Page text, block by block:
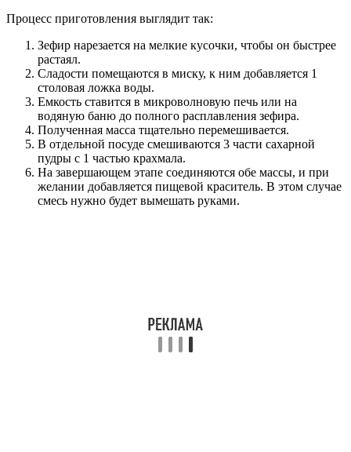
Процесс приготовления выглядит так:
Зефир нарезается на мелкие кусочки, чтобы он быстрее
растаял.
Сладости помещаются в миску, к ним добавляется 1
столовая ложка воды.
Емкость ставится в микроволновую печь или на
водяную баню до полного расплавления зефира.
Полученная масса тщательно перемешивается.
В отдельной посуде смешиваются 3 части сахарной
пудры с 1 частью крахмала.
На завершающем этапе соединяются обе массы, и при
желании добавляется пищевой краситель. В этом случае
смесь нужно будет вымешать руками.